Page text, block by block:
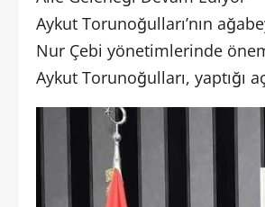
Aykut Torunoğulları’nın
Nur Çebi yönetimlerinde
Aykut Torunoğulları, yaptığı